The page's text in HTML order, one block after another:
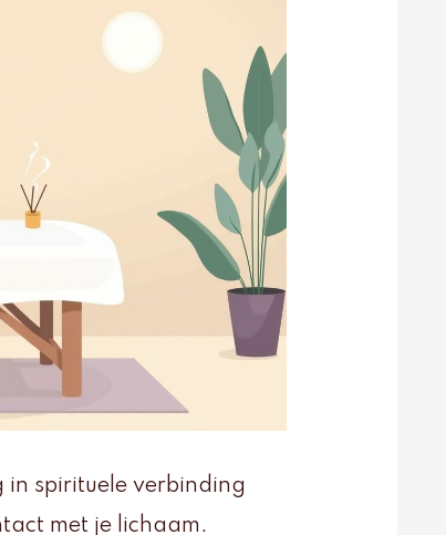
spirituele verbinding
met je lichaam.